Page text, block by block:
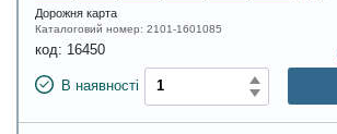
Дорожня карта
Каталоговий номер: 2101-1601085
код: 16450
В наявності